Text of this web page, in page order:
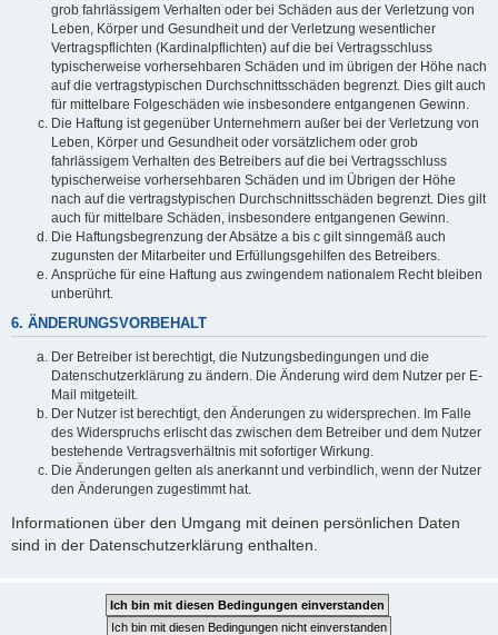
grob fahrlässigem Verhalten oder bei Schäden aus der Verletzung von
Leben, Körper und Gesundheit und der Verletzung wesentlicher
Vertragspflichten (Kardinalpflichten) auf die bei Vertragsschluss
typischerweise vorhersehbaren Schäden und im übrigen der Höhe nach
auf die vertragstypischen Durchschnittsschäden begrenzt. Dies gilt auch
für mittelbare Folgeschäden wie insbesondere entgangenen Gewinn.
Die Haftung ist gegenüber Unternehmern außer bei der Verletzung von
Leben, Körper und Gesundheit oder vorsätzlichem oder grob
fahrlässigem Verhalten des Betreibers auf die bei Vertragsschluss
typischerweise vorhersehbaren Schäden und im Übrigen der Höhe
nach auf die vertragstypischen Durchschnittsschäden begrenzt. Dies gilt
auch für mittelbare Schäden, insbesondere entgangenen Gewinn.
Die Haftungsbegrenzung der Absätze a bis c gilt sinngemäß auch
zugunsten der Mitarbeiter und Erfüllungsgehilfen des Betreibers.
Ansprüche für eine Haftung aus zwingendem nationalem Recht bleiben
unberührt.
6. ÄNDERUNGSVORBEHALT
Der Betreiber ist berechtigt, die Nutzungsbedingungen und die
Datenschutzerklärung zu ändern. Die Änderung wird dem Nutzer per E-
Mail mitgeteilt.
Der Nutzer ist berechtigt, den Änderungen zu widersprechen. Im Falle
des Widerspruchs erlischt das zwischen dem Betreiber und dem Nutzer
bestehende Vertragsverhältnis mit sofortiger Wirkung.
Die Änderungen gelten als anerkannt und verbindlich, wenn der Nutzer
den Änderungen zugestimmt hat.
Informationen über den Umgang mit deinen persönlichen Daten
sind in der Datenschutzerklärung enthalten.